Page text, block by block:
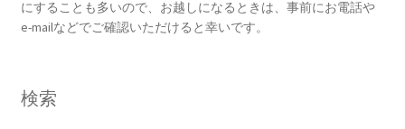
にすることも多いので、お越しになるときは、事前にお電話や
e-mailなどでご確認いただけると幸いです。
検索